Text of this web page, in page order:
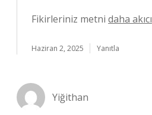
Fikirleriniz metni daha akıcı
Haziran 2, 2025 Yanıtla
Yiğithan